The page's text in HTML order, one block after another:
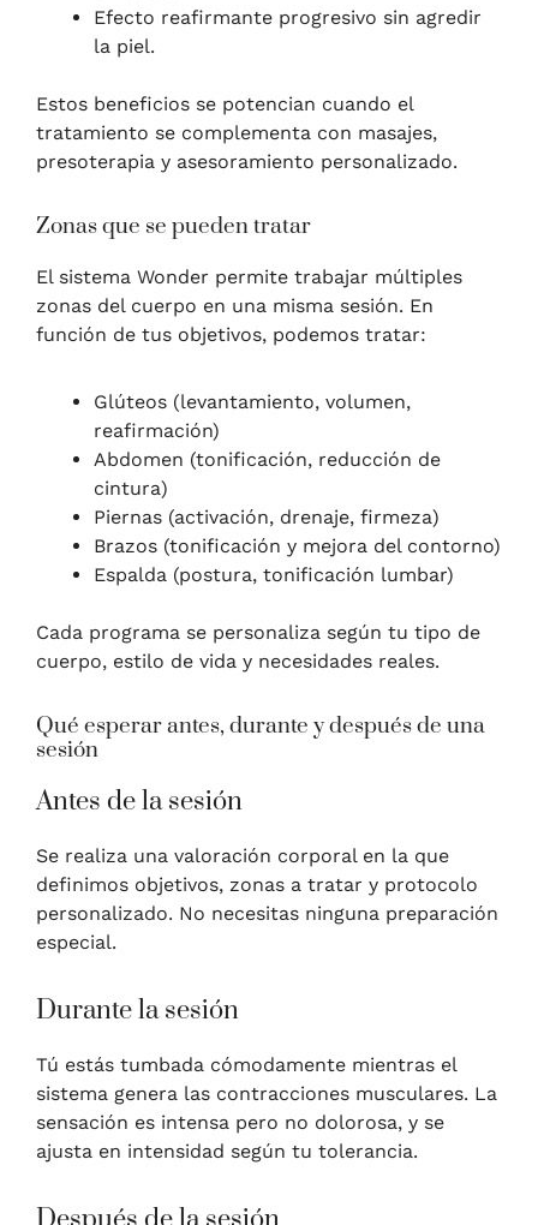
Efecto reafirmante progresivo sin agredir
la piel.
Estos beneficios se potencian cuando el
tratamiento se complementa con masajes,
presoterapia y asesoramiento personalizado.
Zonas que se pueden tratar
El sistema Wonder permite trabajar múltiples
zonas del cuerpo en una misma sesión. En
función de tus objetivos, podemos tratar:
Glúteos (levantamiento, volumen,
reafirmación)
Abdomen (tonificación, reducción de
cintura)
Piernas (activación, drenaje, firmeza)
Brazos (tonificación y mejora del contorno)
Espalda (postura, tonificación lumbar)
Cada programa se personaliza según tu tipo de
cuerpo, estilo de vida y necesidades reales.
Qué esperar antes, durante y después de una
sesión
Antes de la sesión
Se realiza una valoración corporal en la que
definimos objetivos, zonas a tratar y protocolo
personalizado. No necesitas ninguna preparación
especial.
Durante la sesión
Tú estás tumbada cómodamente mientras el
sistema genera las contracciones musculares. La
sensación es intensa pero no dolorosa, y se
ajusta en intensidad según tu tolerancia.